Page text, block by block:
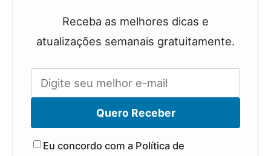
Receba as melhores dicas e
atualizações semanais gratuitamente.
Quero Receber
Eu concordo com a Política de